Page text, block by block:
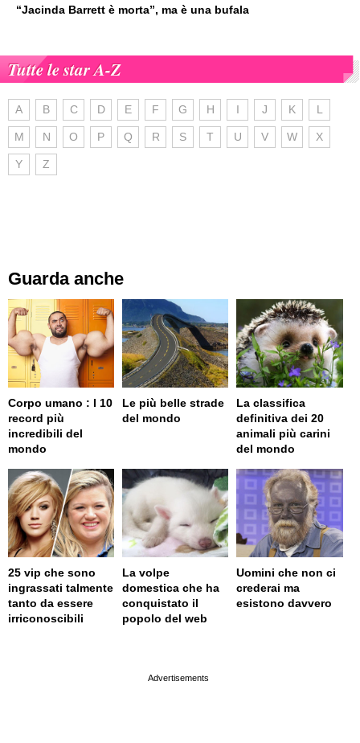
“Jacinda Barrett è morta”, ma è una bufala
Tutte le star A-Z
A B C D E F G H I J K L
M N O P Q R S T U V W X
Y Z
Guarda anche
Corpo umano : I 10
record più
incredibili del
mondo
Le più belle strade
del mondo
La classifica
definitiva dei 20
animali più carini
del mondo
25 vip che sono
ingrassati talmente
tanto da essere
irriconoscibili
La volpe
domestica che ha
conquistato il
popolo del web
Uomini che non ci
crederai ma
esistono davvero